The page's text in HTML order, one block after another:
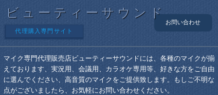
ビューティーサウンド
代理購入専門サイト
お問い合わせ
マイク専門代理販売店ビューティーサウンドには、各種のマイクが揃
えております、実況用、会議用、カラオケ専用等、好きな方をご自由
に選んでください、高音質のマイクをご提供致します。もしご不明な
点がございましたら、お気軽にお問い合わせください。